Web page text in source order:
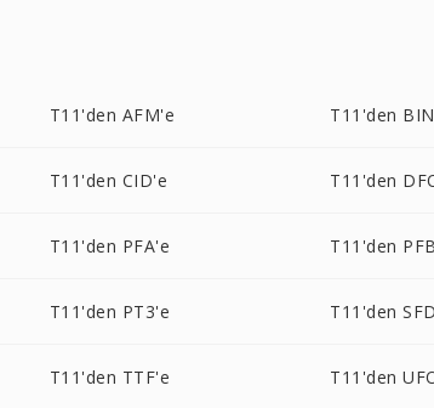
T11'den AFM'e T11'den
T11'den CID'e T11'den
T11'den PFA'e T11'den
T11'den PT3'e T11'den
T11'den TTF'e T11'den